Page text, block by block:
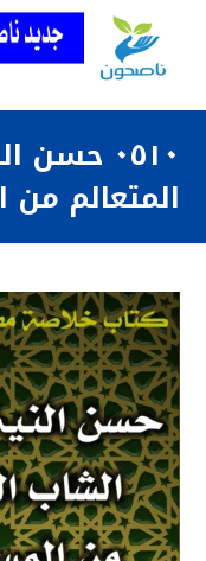
٠٥١٠
المتعالم